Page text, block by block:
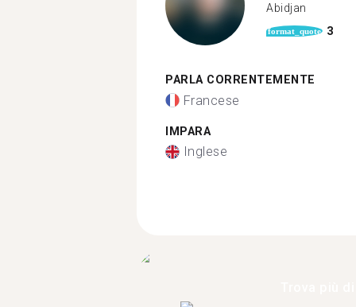
Abidjan
format_quote 3
PARLA CORRENTEMENTE
Francese
IMPARA
Inglese